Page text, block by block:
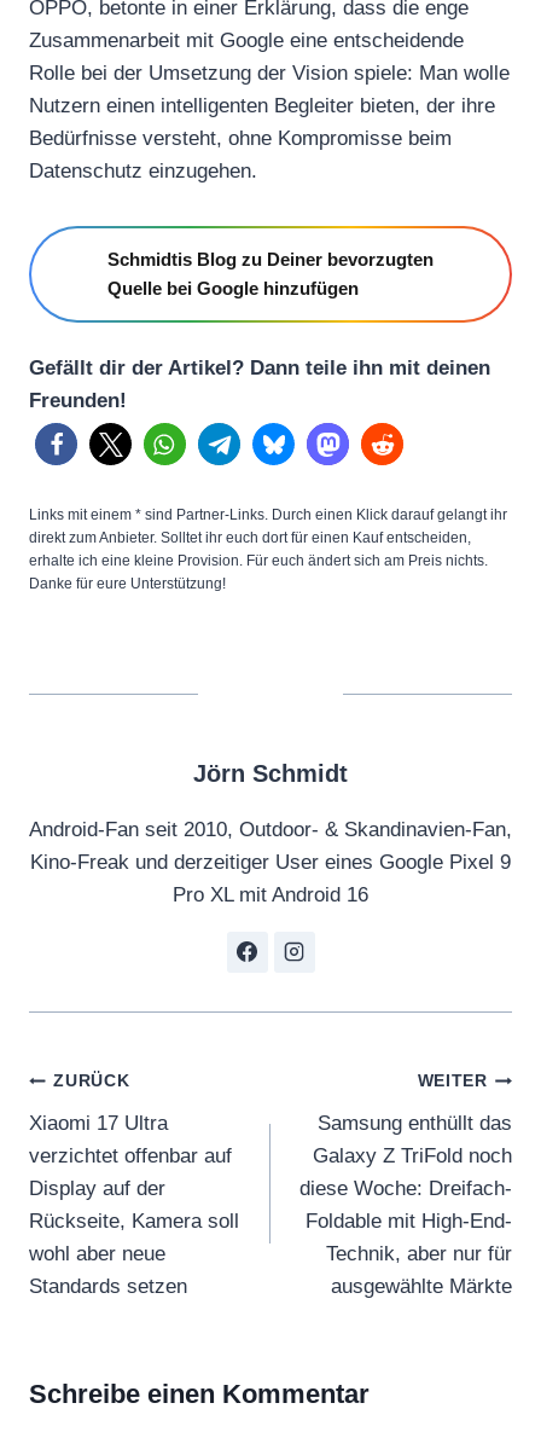
OPPO, betonte in einer Erklärung, dass die enge
Zusammenarbeit mit Google eine entscheidende
Rolle bei der Umsetzung der Vision spiele: Man wolle
Nutzern einen intelligenten Begleiter bieten, der ihre
Bedürfnisse versteht, ohne Kompromisse beim
Datenschutz einzugehen.
Schmidtis Blog zu Deiner bevorzugten
Quelle bei Google hinzufügen
Gefällt dir der Artikel? Dann teile ihn mit deinen
Freunden!
Links mit einem * sind Partner-Links. Durch einen Klick darauf gelangt ihr
direkt zum Anbieter. Solltet ihr euch dort für einen Kauf entscheiden,
erhalte ich eine kleine Provision. Für euch ändert sich am Preis nichts.
Danke für eure Unterstützung!
Jörn Schmidt
Android-Fan seit 2010, Outdoor- & Skandinavien-Fan,
Kino-Freak und derzeitiger User eines Google Pixel 9
Pro XL mit Android 16
Beitragsnavigation
ZURÜCK
Xiaomi 17 Ultra
verzichtet offenbar auf
Display auf der
Rückseite, Kamera soll
wohl aber neue
Standards setzen
WEITER
Samsung enthüllt das
Galaxy Z TriFold noch
diese Woche: Dreifach-
Foldable mit High-End-
Technik, aber nur für
ausgewählte Märkte
Schreibe einen Kommentar